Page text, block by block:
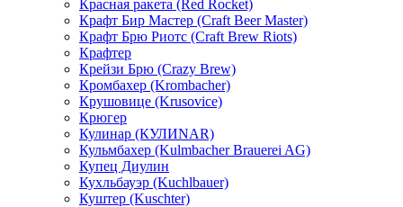
Красная ракета (Red Rocket)
Крафт Бир Мастер (Craft Beer Master)
Крафт Брю Риотс (Craft Brew Riots)
Крафтер
Крейзи Брю (Crazy Brew)
Кромбахер (Krombacher)
Крушовице (Krusovice)
Крюгер
Кулинар (КУЛИNAR)
Кульмбахер (Kulmbacher Brauerei AG)
Купец Диулин
Кухльбауэр (Kuchlbauer)
Куштер (Kuschter)